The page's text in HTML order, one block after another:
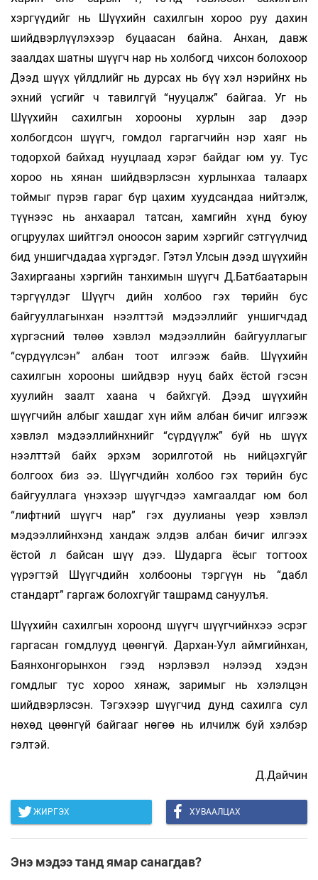
хэргүүдийг нь Шүүхийн сахилгын хороо руу дахин
шийдвэрлүүлэхээр буцаасан байна. Анхан, давж
заалдах шатны шүүгч нар нь холбогд­ чихсон болохоор
Дээд шүүх үйлдлийг нь дурсах нь бүү хэл нэрийнх нь
эхний үсгийг ч тавилгүй “нууцалж” байгаа. Уг нь
Шүүхийн сахилгын хорооны хурлын зар дээр
холбогдсон шүүгч, гомдол гаргагчийн нэр хаяг нь
тодорхой байхад нууцлаад хэрэг байдаг юм уу. Тус
хороо нь хянан шийдвэрлэсэн хурлынхаа талаарх
тоймыг пүрэв гараг бүр цахим хуудсандаа нийтэлж,
түүнээс нь анхаарал татсан, хамгийн хүнд буюу
огцруулах шийтгэл оноосон зарим хэргийг сэтгүүлчид
бид уншигчдадаа хүргэдэг. Гэтэл Улсын дээд шүүхийн
Захиргааны хэргийн танхимын шүүгч Д.Батбаатарын
тэргүүлдэг Шүүгч­ дийн холбоо гэх төрийн бус
байгууллагынхан нээлттэй мэдээллийг уншигчдад
хүргэсний төлөө хэвлэл мэдээллийн байгууллагыг
“сүрдүүлсэн” албан тоот илгээж байв. Шүүхийн
сахилгын хорооны шийдвэр нууц байх ёстой гэсэн
хуулийн заалт хаана ч байхгүй. Дээд шүүхийн
шүүгчийн албыг хашдаг хүн ийм албан бичиг илгээж
хэвлэл мэдээллийнхнийг “сүрдүүлж” буй нь шүүх
нээлттэй байх эрхэм зорилготой нь нийцэхгүйг
болгоох биз ээ. Шүүгчдийн холбоо гэх төрийн бус
байгууллага үнэхээр шүүгчдээ хамгаалдаг юм бол
“лифтний шүүгч нар” гэх дуулианы үеэр хэвлэл
мэдээллийнхэнд хандаж элдэв албан бичиг илгээх
ёстой л байсан шүү дээ. Шударга ёсыг тогтоох
үүрэгтэй Шүүгчдийн холбооны тэргүүн нь “дабл
стандарт” гаргаж болохгүйг ташрамд сануулъя.
Шүүхийн сахилгын хороонд шүүгч шүүгчийнхээ эсрэг
гаргасан гомдлууд цөөнгүй. Дархан-Уул аймгийнхан,
Баянхонгорынхон гээд нэрлэвэл нэлээд хэдэн
гомдлыг тус хороо хянаж, заримыг нь хэлэлцэн
шийдвэрлэсэн. Тэгэхээр шүүгчид дунд сахилга сул
нөхөд цөөнгүй байгааг нөгөө нь илчилж буй хэлбэр
гэлтэй.
Д.Дайчин
ЖИРГЭХ ХУВААЛЦАХ
Энэ мэдээ танд ямар санагдав?